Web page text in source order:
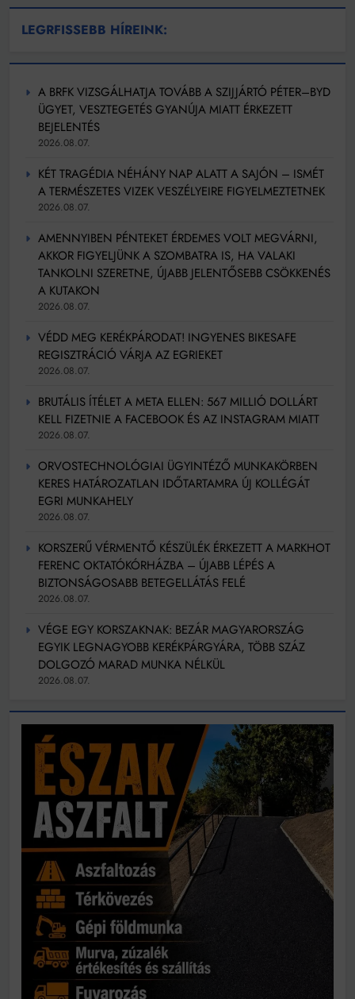
LEGRFISSEBB HÍREINK:
A BRFK VIZSGÁLHATJA TOVÁBB A SZIJJÁRTÓ PÉTER–BYD
ÜGYET, VESZTEGETÉS GYANÚJA MIATT ÉRKEZETT
BEJELENTÉS
2026.08.07.
KÉT TRAGÉDIA NÉHÁNY NAP ALATT A SAJÓN – ISMÉT
A TERMÉSZETES VIZEK VESZÉLYEIRE FIGYELMEZTETNEK
2026.08.07.
AMENNYIBEN PÉNTEKET ÉRDEMES VOLT MEGVÁRNI,
AKKOR FIGYELJÜNK A SZOMBATRA IS, HA VALAKI
TANKOLNI SZERETNE, ÚJABB JELENTŐSEBB CSÖKKENÉS
A KUTAKON
2026.08.07.
VÉDD MEG KERÉKPÁRODAT! INGYENES BIKESAFE
REGISZTRÁCIÓ VÁRJA AZ EGRIEKET
2026.08.07.
BRUTÁLIS ÍTÉLET A META ELLEN: 567 MILLIÓ DOLLÁRT
KELL FIZETNIE A FACEBOOK ÉS AZ INSTAGRAM MIATT
2026.08.07.
ORVOSTECHNOLÓGIAI ÜGYINTÉZŐ MUNKAKÖRBEN
KERES HATÁROZATLAN IDŐTARTAMRA ÚJ KOLLÉGÁT
EGRI MUNKAHELY
2026.08.07.
KORSZERŰ VÉRMENTŐ KÉSZÜLÉK ÉRKEZETT A MARKHOT
FERENC OKTATÓKÓRHÁZBA – ÚJABB LÉPÉS A
BIZTONSÁGOSABB BETEGELLÁTÁS FELÉ
2026.08.07.
VÉGE EGY KORSZAKNAK: BEZÁR MAGYARORSZÁG
EGYIK LEGNAGYOBB KERÉKPÁRGYÁRA, TÖBB SZÁZ
DOLGOZÓ MARAD MUNKA NÉLKÜL
2026.08.07.